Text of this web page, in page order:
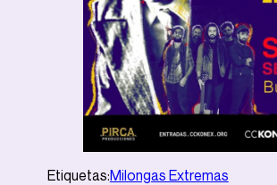
Etiquetas:Milongas Extremas